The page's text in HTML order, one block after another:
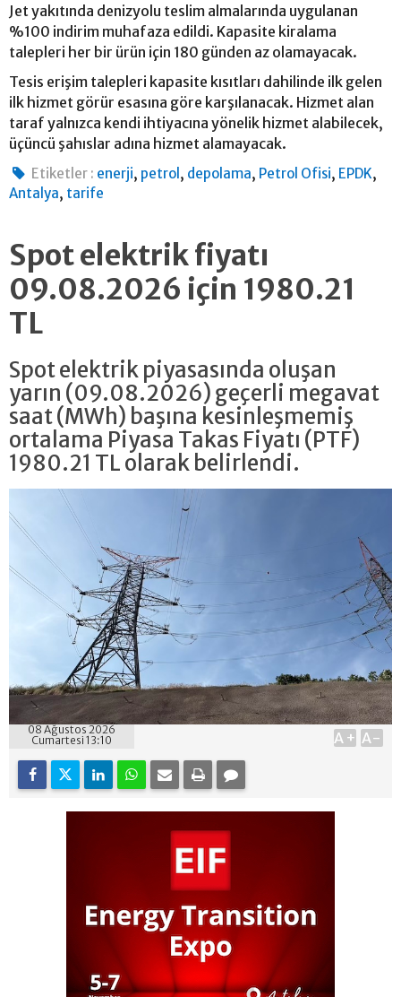
Jet yakıtında denizyolu teslim almalarında uygulanan
%100 indirim muhafaza edildi. Kapasite kiralama
talepleri her bir ürün için 180 günden az olamayacak.
Tesis erişim talepleri kapasite kısıtları dahilinde ilk gelen
ilk hizmet görür esasına göre karşılanacak. Hizmet alan
taraf yalnızca kendi ihtiyacına yönelik hizmet alabilecek,
üçüncü şahıslar adına hizmet alamayacak.
Etiketler : enerji, petrol , depolama, Petrol Ofisi, EPDK,
Antalya, tarife
Spot elektrik fiyatı
09.08.2026 için 1980.21
TL
Spot elektrik piyasasında oluşan
yarın (09.08.2026) geçerli megavat
saat (MWh) başına kesinleşmemiş
ortalama Piyasa Takas Fiyatı (PTF)
1980.21 TL olarak belirlendi.
08 Ağustos 2026
Cumartesi 13:10
A+ A-